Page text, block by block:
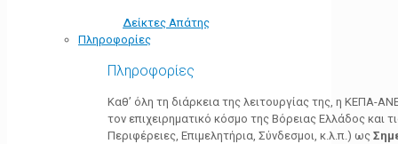
Δείκτες Απάτης
Πληροφορίες
Πληροφορίες
Καθ’ όλη τη διάρκεια της λειτουργίας της, η ΚΕΠΑ-
τον επιχειρηματικό κόσμο της Βόρειας Ελλάδος και
Περιφέρειες, Επιμελητήρια, Σύνδεσμοι, κ.λ.π.) ως